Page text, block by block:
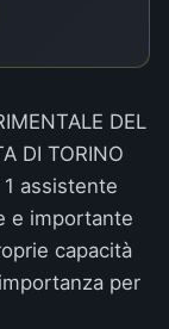
DEL
DI TORINO
assistente
e importante
capacità
per